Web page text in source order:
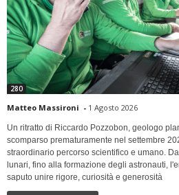
280
Matteo Massironi - 1 Agosto 2026
Un ritratto di Riccardo Pozzobon, geologo
scomparso prematuramente nel settembre
straordinario percorso scientifico e umano.
lunari, fino alla formazione degli astronauti,
saputo unire rigore, curiosità e generosità